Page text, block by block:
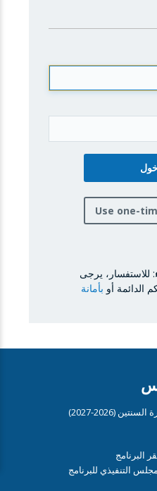
Use one-
: للاستفسار، يرجى
الدائمة أو بأمانة
(2026-2027)
البرنامج
التنفيذي للبرنامج